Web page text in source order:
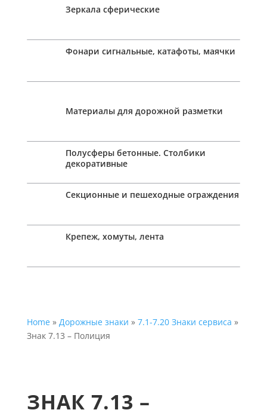
Зеркала сферические
Фонари сигнальные, катафоты, маячки
Материалы для дорожной разметки
Полусферы бетонные. Столбики
декоративные
Секционные и пешеходные ограждения
Крепеж, хомуты, лента
Home» Дорожные знаки » 7.1-7.20 Знаки сервиса »
Знак 7.13 – Полиция
ЗНАК 7.13 –